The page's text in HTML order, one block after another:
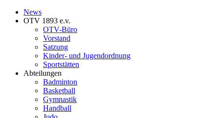
News
OTV 1893 e.v.
OTV-Büro
Vorstand
Satzung
Kinder- und Jugendordnung
Sportstätten
Abteilungen
Badminton
Basketball
Gymnastik
Handball